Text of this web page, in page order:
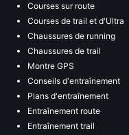
Courses sur route
Courses de trail et d'Ultra
Chaussures de running
Chaussures de trail
Montre GPS
Conseils d'entraînement
Plans d'entraînement
Entraînement route
Entraînement trail